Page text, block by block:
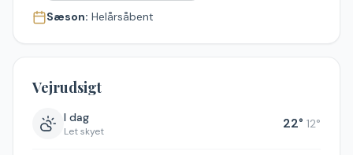
Sæson: Helårsåbent
Vejrudsigt
I dag
Let skyet 22° 12°